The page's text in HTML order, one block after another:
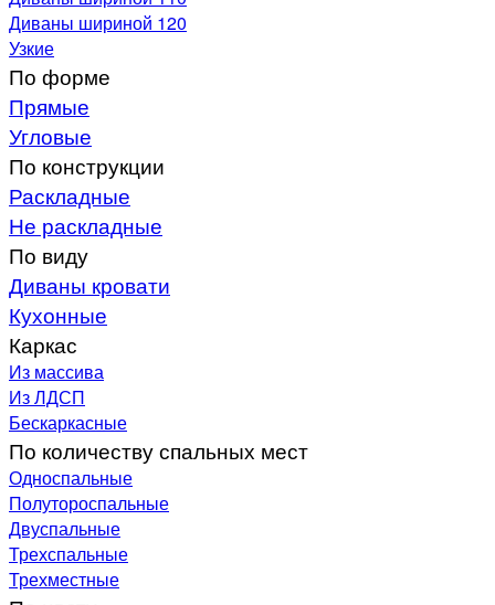
Диваны шириной 120
Узкие
По форме
Прямые
Угловые
По конструкции
Раскладные
Не раскладные
По виду
Диваны кровати
Кухонные
Каркас
Из массива
Из ЛДСП
Бескаркасные
По количеству спальных мест
Односпальные
Полутороспальные
Двуспальные
Трехспальные
Трехместные